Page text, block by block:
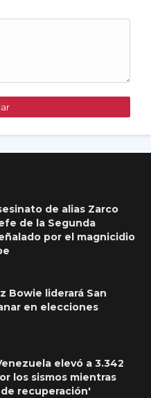
de alias Zarco
de la Segunda
por el magnicidio
Bowie liderará San
en elecciones
elevó a 3.342
los sismos mientras
recuperación'